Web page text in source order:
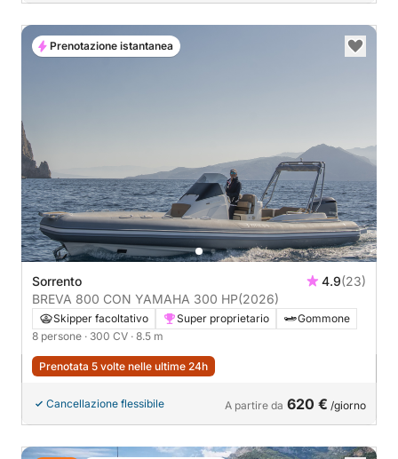
Sorrento 4.9(23)
BREVA 800 CON YAMAHA 300 HP(2026)
Skipper facoltativo Super proprietario
Gommone
8 persone · 300 CV · 8.5 m
Prenotata 5 volte nelle ultime 24h
Cancellazione flessibile A partire da 620 € /giorno
Prenotazione istantanea